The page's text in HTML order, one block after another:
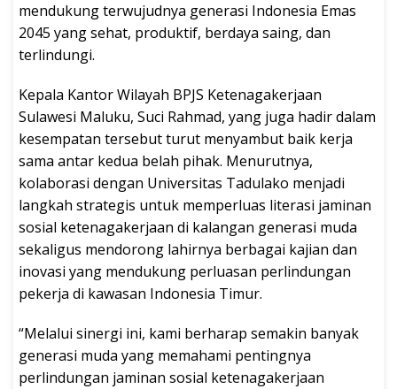
mendukung terwujudnya generasi Indonesia Emas
2045 yang sehat, produktif, berdaya saing, dan
terlindungi.
Kepala Kantor Wilayah BPJS Ketenagakerjaan
Sulawesi Maluku, Suci Rahmad, yang juga hadir dalam
kesempatan tersebut turut menyambut baik kerja
sama antar kedua belah pihak. Menurutnya,
kolaborasi dengan Universitas Tadulako menjadi
langkah strategis untuk memperluas literasi jaminan
sosial ketenagakerjaan di kalangan generasi muda
sekaligus mendorong lahirnya berbagai kajian dan
inovasi yang mendukung perluasan perlindungan
pekerja di kawasan Indonesia Timur.
“Melalui sinergi ini, kami berharap semakin banyak
generasi muda yang memahami pentingnya
perlindungan jaminan sosial ketenagakerjaan